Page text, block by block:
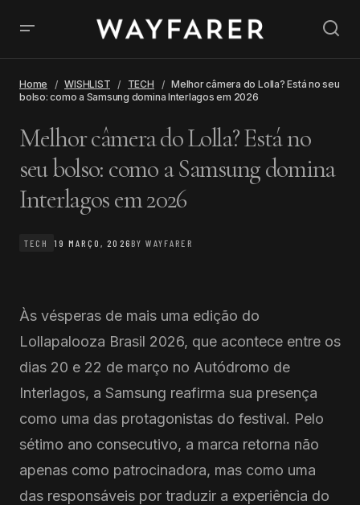
Home WISHLIST TECH
Melhor câmera do Lolla? Está no seu
bolso: como a Samsung domina Interlagos em 2026
Melhor câmera do Lolla? Está no
seu bolso: como a Samsung domina
Interlagos em 2026
TECH 19 MARÇO, 2026BY WAYFARER
Às vésperas de mais uma edição do
Lollapalooza Brasil 2026, que acontece entre os
dias 20 e 22 de março no Autódromo de
Interlagos, a Samsung reafirma sua presença
como uma das protagonistas do festival. Pelo
sétimo ano consecutivo, a marca retorna não
apenas como patrocinadora, mas como uma
das responsáveis por traduzir a experiência do